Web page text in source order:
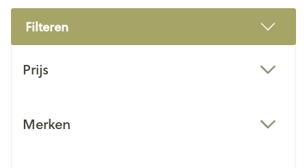
Filteren
Prijs
Merken